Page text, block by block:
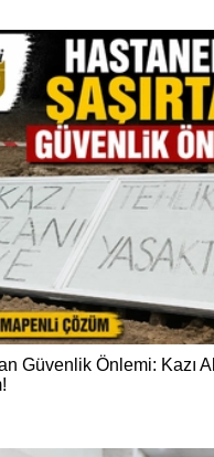
Güvenlik Önlemi: Kazı